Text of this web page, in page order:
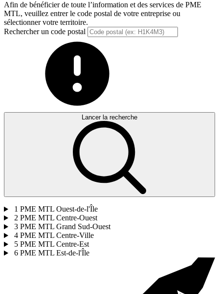
Afin de bénéficier de toute l’information et des services de PME
MTL, veuillez entrer le code postal de votre entreprise ou
sélectionner votre territoire.
Rechercher un code postal
Lancer la recherche
1 PME MTL Ouest-de-l'Île
2 PME MTL Centre-Ouest
3 PME MTL Grand Sud-Ouest
4 PME MTL Centre-Ville
5 PME MTL Centre-Est
6 PME MTL Est-de-l'Île